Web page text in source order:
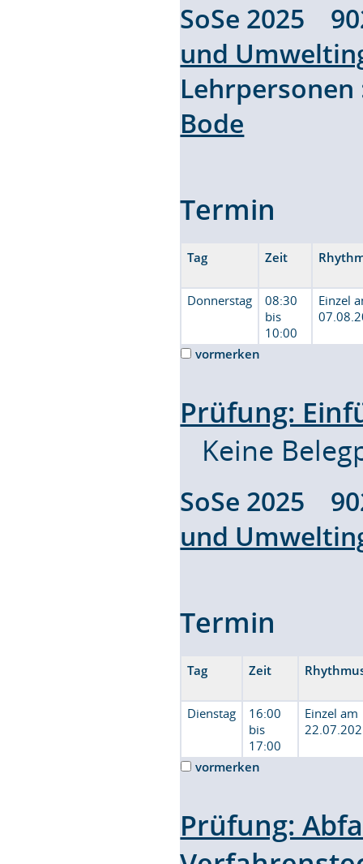
SoSe 2025
und
Bode
Termin
Tag Zeit
Donnerstag
08:30
bis
10:00
Einzel
vormerken
Prüfung:
Keine
SoSe 2025
und
Termin
Tag Zeit
Dienstag
16:00
bis
17:00
Einzel am
vormerken
Prüfung: